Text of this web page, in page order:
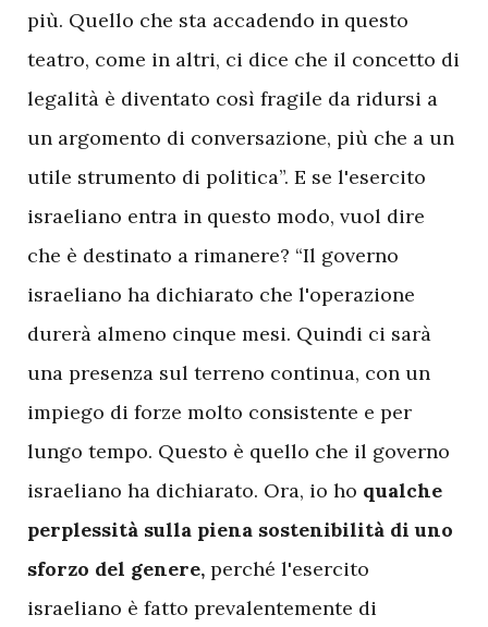
più. Quello che sta accadendo in questo
teatro, come in altri, ci dice che il concetto di
legalità è diventato così fragile da ridursi a
un argomento di conversazione, più che a un
utile strumento di politica”. E se l'esercito
israeliano entra in questo modo, vuol dire
che è destinato a rimanere? “Il governo
israeliano ha dichiarato che l'operazione
durerà almeno cinque mesi. Quindi ci sarà
una presenza sul terreno continua, con un
impiego di forze molto consistente e per
lungo tempo. Questo è quello che il governo
israeliano ha dichiarato. Ora, io ho qualche
perplessità sulla piena sostenibilità di uno
sforzo del genere, perché l'esercito
israeliano è fatto prevalentemente di